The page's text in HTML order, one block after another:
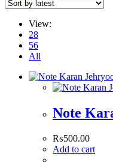
View:
28
56
All
Note
₨500.00
Add to cart